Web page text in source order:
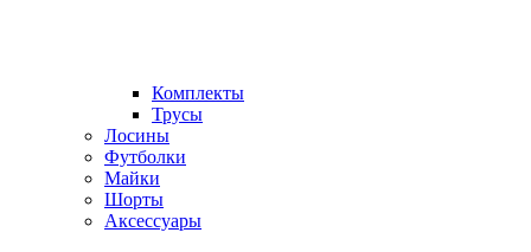
Комплекты
Трусы
Лосины
Футболки
Майки
Шорты
Аксессуары